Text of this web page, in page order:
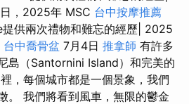
，2025年 MSC 台中按摩推薦
供兩次禮物和難忘的經歷| 2025
台中喬骨盆 7月4日 推拿師 有許多
島（Santornini Island）和完美的
，每個城市都是一個景象，我們
。 我們將看到風車，無限的鬱金